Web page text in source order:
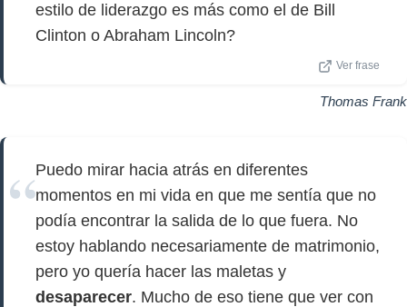
estilo de liderazgo es más como el de Bill
Clinton o Abraham Lincoln?
Ver frase
Thomas Frank
Puedo mirar hacia atrás en diferentes
momentos en mi vida en que me sentía que no
podía encontrar la salida de lo que fuera. No
estoy hablando necesariamente de matrimonio,
pero yo quería hacer las maletas y
desaparecer. Mucho de eso tiene que ver con